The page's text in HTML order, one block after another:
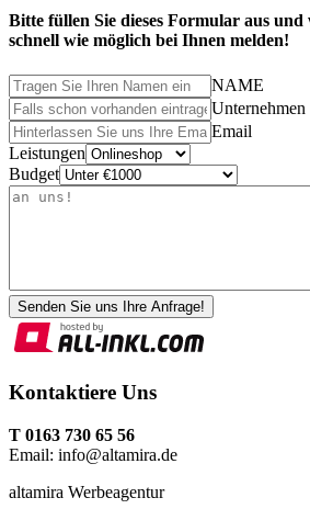
Bitte füllen Sie dieses Formular aus
schnell wie möglich bei Ihnen melden!
NAME
Unternehmen
Email
Leistungen
Budget
Senden Sie uns Ihre Anfrage!
Kontaktiere Uns
T 0163 730 65 56
Email: info@altamira.de
altamira Werbeagentur